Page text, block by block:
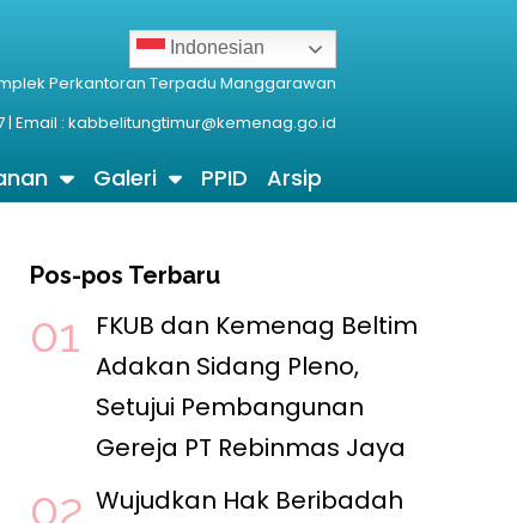
Perkantoran Terpadu Manggarawan
| Email : kabbelitungtimur@kemenag.go.id
Indonesian
Galeri PPID Arsip
Lahan Gereja PT Rebinmas Jaya
Pos-pos Terbaru
FKUB dan Kemenag Beltim
Adakan Sidang Pleno,
Setujui Pembangunan
Gereja PT Rebinmas Jaya
Wujudkan Hak Beribadah